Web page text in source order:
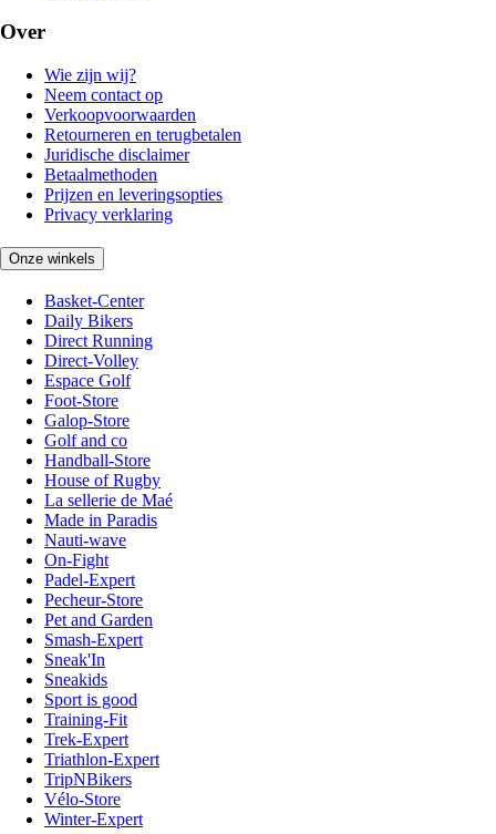
Over
Wie zijn wij?
Neem contact op
Verkoopvoorwaarden
Retourneren en terugbetalen
Juridische disclaimer
Betaalmethoden
Prijzen en leveringsopties
Privacy verklaring
Onze winkels
Basket-Center
Daily Bikers
Direct Running
Direct-Volley
Espace Golf
Foot-Store
Galop-Store
Golf and co
Handball-Store
House of Rugby
La sellerie de Maé
Made in Paradis
Nauti-wave
On-Fight
Padel-Expert
Pecheur-Store
Pet and Garden
Smash-Expert
Sneak'In
Sneakids
Sport is good
Training-Fit
Trek-Expert
Triathlon-Expert
TripNBikers
Vélo-Store
Winter-Expert